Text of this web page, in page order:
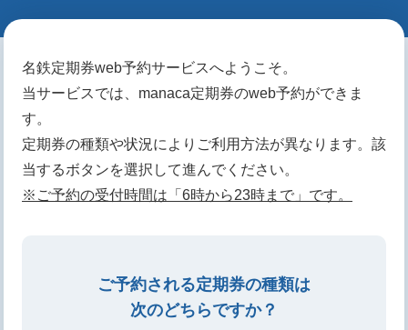
名鉄定期券web予約サービスへようこそ。
当サービスでは、manaca定期券のweb予約ができま
す。
定期券の種類や状況によりご利用方法が異なります。該
当するボタンを選択して進んでください。
※ご予約の受付時間は「6時から23時まで」です。
ご予約される定期券の種類は
次のどちらですか？